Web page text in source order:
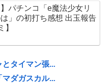
】パチンコ「e魔法少女リ
」の初打ち感想 出玉報告
】
とタイマン張...
ダガスカル...